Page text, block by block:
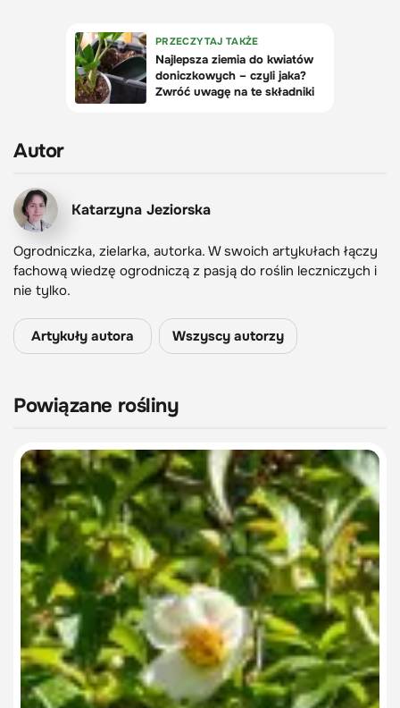
Autor
Katarzyna Jeziorska
Ogrodniczka, zielarka, autorka. W swoich artykułach łączy
fachową wiedzę ogrodniczą z pasją do roślin leczniczych i
nie tylko.
Artykuły autora Wszyscy autorzy
Powiązane rośliny